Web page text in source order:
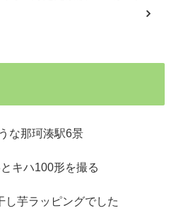
な那珂湊駅6景
キハ100形を撮る
し芋ラッピングでした